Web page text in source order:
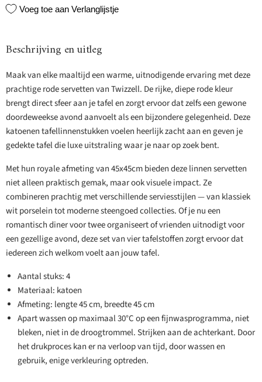
Voeg toe aan Verlanglijstje
Beschrijving en uitleg
Maak van elke maaltijd een warme, uitnodigende ervaring met deze
prachtige rode servetten van Twizzell. De rijke, diepe rode kleur
brengt direct sfeer aan je tafel en zorgt ervoor dat zelfs een gewone
doordeweekse avond aanvoelt als een bijzondere gelegenheid. Deze
katoenen tafellinnenstukken voelen heerlijk zacht aan en geven je
gedekte tafel die luxe uitstraling waar je naar op zoek bent.
Met hun royale afmeting van 45x45cm bieden deze linnen servetten
niet alleen praktisch gemak, maar ook visuele impact. Ze
combineren prachtig met verschillende serviesstijlen — van klassiek
wit porselein tot moderne steengoed collecties. Of je nu een
romantisch diner voor twee organiseert of vrienden uitnodigt voor
een gezellige avond, deze set van vier tafelstoffen zorgt ervoor dat
iedereen zich welkom voelt aan jouw tafel.
Aantal stuks: 4
Materiaal: katoen
Afmeting: lengte 45 cm, breedte 45 cm
Apart wassen op maximaal 30°C op een fijnwasprogramma, niet
bleken, niet in de droogtrommel. Strijken aan de achterkant. Door
het drukproces kan er na verloop van tijd, door wassen en
gebruik, enige verkleuring optreden.